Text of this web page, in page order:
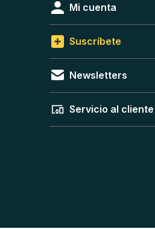
Mi cuenta
Suscríbete
Newsletters
Servicio al cliente